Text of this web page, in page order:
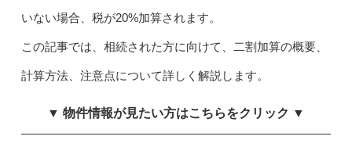
いない場合、税が20%加算されます。
この記事では、相続された方に向けて、二割加算の概要、
計算方法、注意点について詳しく解説します。
▼ 物件情報が見たい方はこちらをクリック ▼